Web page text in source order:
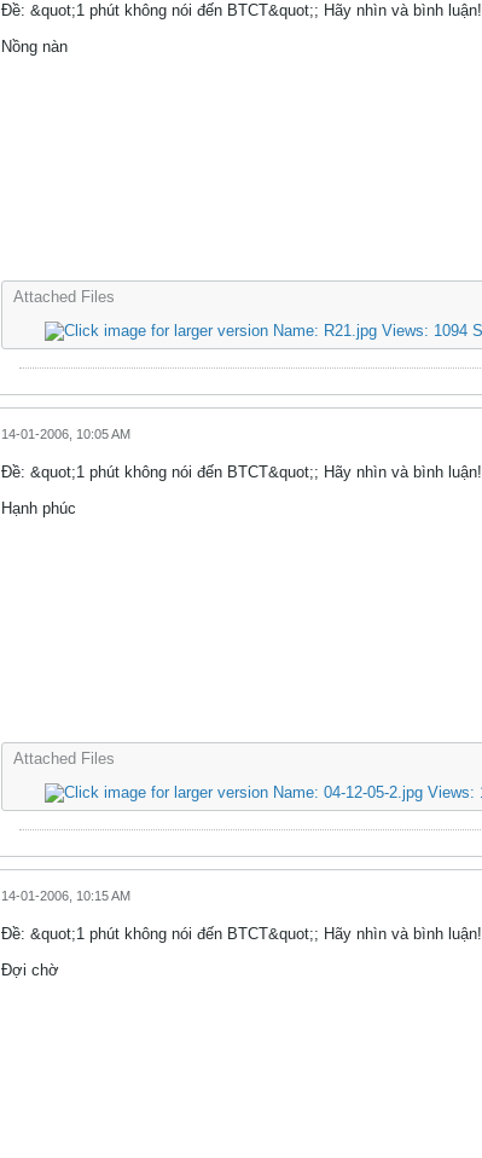
Ðề: &quot;1 phút không nói đến BTCT&quot;; Hãy nhìn và bình luận!
Nồng nàn
Attached Files
14-01-2006, 10:05 AM
Ðề: &quot;1 phút không nói đến BTCT&quot;; Hãy nhìn và bình luận!
Hạnh phúc
Attached Files
14-01-2006, 10:15 AM
Ðề: &quot;1 phút không nói đến BTCT&quot;; Hãy nhìn và bình luận!
Đợi chờ